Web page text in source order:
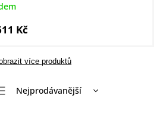
Kč
více produktů
Nejprodávanější